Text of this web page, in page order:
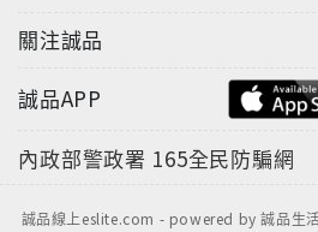
關注誠品
誠品APP
內政部警政署 165全民防騙網
誠品線上eslite.com - powered by 誠品生